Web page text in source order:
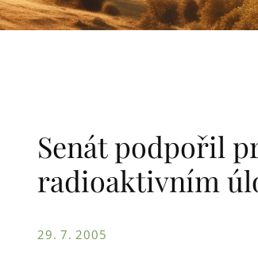
Senát podpořil
radioaktivním
29. 7. 2005